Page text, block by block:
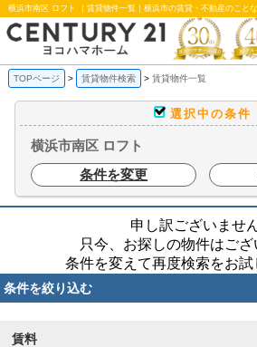
TOPページ 賃貸物件検索 賃貸物件一覧
選択中の条件
横浜市南区 ロフト
条件を変更
申し訳ございません
只今、お探しの物件はござ
条件を変えて再度検索をお試
条件を絞り込む
賃料